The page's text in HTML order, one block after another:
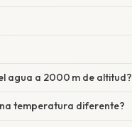
agua a 2000 m de altitud?
temperatura diferente?